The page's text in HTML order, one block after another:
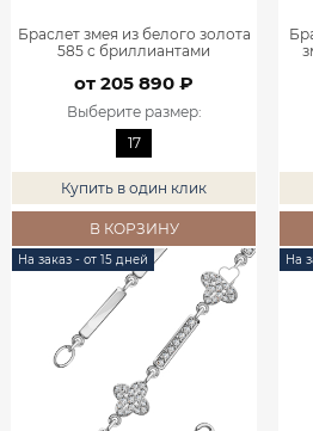
Браслет змея из белого золота
585 с бриллиантами
от 205 890 ₽
Выберите размер:
17
Купить в один клик
В КОРЗИНУ
На заказ - от 15 дней На